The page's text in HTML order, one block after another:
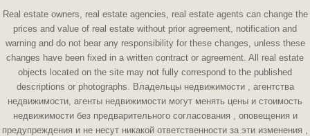
Real estate owners, real estate agencies, real estate agents can change the
prices and value of real estate without prior agreement, notification and
warning and do not bear any responsibility for these changes, unless these
changes have been fixed in a written contract or agreement. All real estate
objects located on the site may not fully correspond to the published
descriptions or photographs. Владельцы недвижимости , агентства
недвижимости, агенты недвижимости могут менять цены и стоимость
недвижимости без предварительного согласования , оповещения и
предупреждения и не несут никакой ответственности за эти изменения ,